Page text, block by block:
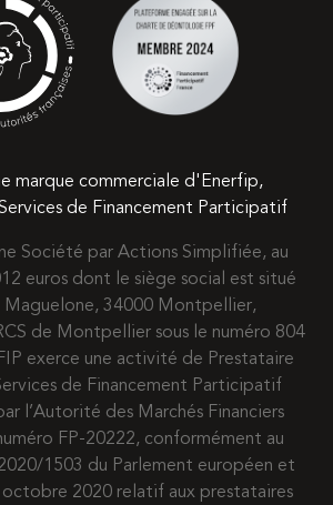
marque commerciale d'Enerfip,
de Financement Participatif
Société par Actions Simplifiée, au
euros dont le siège social est situé
Maguelone, 34000 Montpellier,
de Montpellier sous le numéro 804
exerce une activité de Prestataire
de Financement Participatif
l’Autorité des Marchés Financiers
FP-20222, conformément au
1503 du Parlement européen et
octobre 2020 relatif aux prestataires